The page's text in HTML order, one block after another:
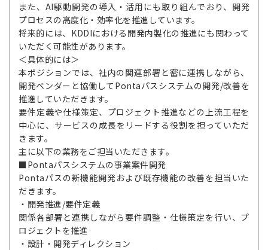
また、AI駆動開発の導入・活用にも取り組んでおり、開発
プロセスの高度化・効率化を推進しています。
将来的には、KDDIにおける開発内製化の推進にも関わって
いただく可能性があります。
＜具体的には＞
本ポジションでは、社内の関連部署と密に連携しながら、
開発ベンダーと協働してPontaパスシステムの開発/改善を
推進していただきます。
要件定義や仕様策定、プロジェクト推進などの上流工程を
中心に、サービスの成長をリードする役割を担っていただ
きます。
主に以下の業務をご担当いただきます。
■Pontaパスシステムの事業案件開発
Pontaパスの新機能開発および既存機能の改善を担当いた
だきます。
・開発推進/要件定義
関係各部署と連携しながら要件調整・仕様策定を行い、プ
ロジェクトを推進
・設計・開発ディレクション